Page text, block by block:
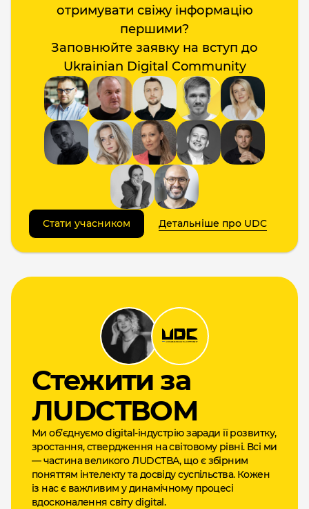
отримувати свіжу інформацію
першими?
Заповнюйте заявку на вступ до
Ukrainian Digital Community
Стати учасником Детальніше про UDC
Cтежити за
ЛUDCТВОМ
Ми об’єднуємо digital-індустрію заради її розвитку,
зростання, ствердження на світовому рівні. Всі ми
— частина великого ЛUDCТВА, що є збірним
поняттям інтелекту та досвіду суспільства. Кожен
із нас є важливим у динамічному процесі
вдосконалення світу digital.